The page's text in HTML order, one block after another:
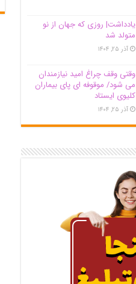
یادداشت| روزی که جهان از نو
متولد شد
آذر ۲۵, ۱۴۰۴
وقتی وقف چراغ امید نیازمندان
می شود/ موقوفه ای پای بیماران
کلیوی ایستاد
آذر ۲۵, ۱۴۰۴